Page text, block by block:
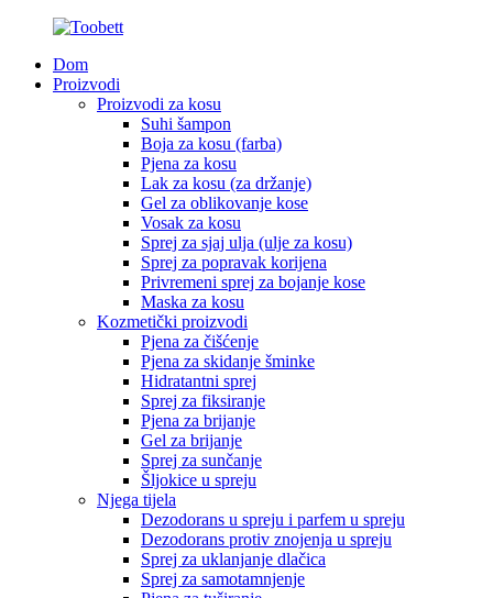
Dom
Proizvodi
Proizvodi za kosu
Suhi šampon
Boja za kosu (farba)
Pjena za kosu
Lak za kosu (za držanje)
Gel za oblikovanje kose
Vosak za kosu
Sprej za sjaj ulja (ulje za kosu)
Sprej za popravak korijena
Privremeni sprej za bojanje kose
Maska za kosu
Kozmetički proizvodi
Pjena za čišćenje
Pjena za skidanje šminke
Hidratantni sprej
Sprej za fiksiranje
Pjena za brijanje
Gel za brijanje
Sprej za sunčanje
Šljokice u spreju
Njega tijela
Dezodorans u spreju i parfem u spreju
Dezodorans protiv znojenja u spreju
Sprej za uklanjanje dlačica
Sprej za samotamnjenje